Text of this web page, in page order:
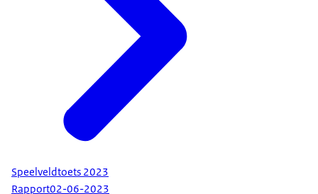
Speelveldtoets 2023
Rapport02-06-2023